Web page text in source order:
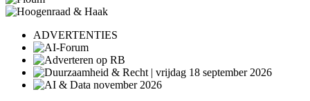
ADVERTENTIES